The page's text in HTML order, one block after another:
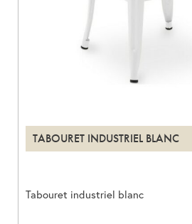
TABOURET INDUSTRIEL BLANC
Tabouret industriel blanc